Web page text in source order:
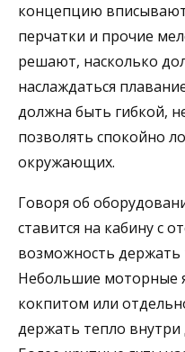
концепцию
перчатки и прочие
решают, насколько
наслаждаться
должна быть гибкой,
позволять спокойно
окружающих.
Говоря об
ставится на кабину с
возможность
Небольшие моторные
кокпитом или
держать тепло